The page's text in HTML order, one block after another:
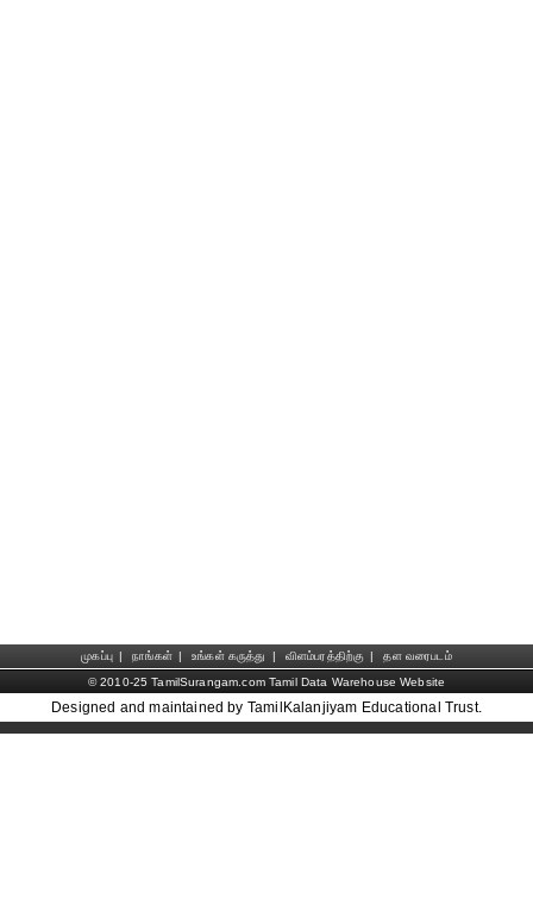
முகப்பு | நாங்கள் | உங்கள் கருத்து | விளம்பரத்திற்கு |
தள வரைபடம்
© 2010-25 TamilSurangam.com Tamil Data Warehouse Website
Designed and maintained by TamilKalanjiyam Educational Trust.